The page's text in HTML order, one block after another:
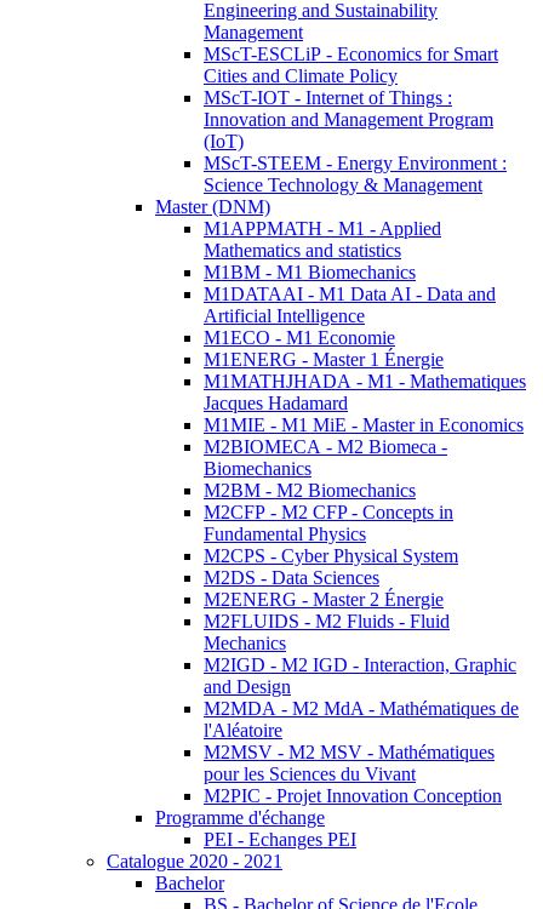
Engineering and Sustainability
Management
MScT-ESCLiP - Economics for Smart
Cities and Climate Policy
MScT-IOT - Internet of Things :
Innovation and Management Program
(IoT)
MScT-STEEM - Energy Environment :
Science Technology & Management
Master (DNM)
M1APPMATH - M1 - Applied
Mathematics and statistics
M1BM - M1 Biomechanics
M1DATAAI - M1 Data AI - Data and
Artificial Intelligence
M1ECO - M1 Economie
M1ENERG - Master 1 Énergie
M1MATHJHADA - M1 - Mathematiques
Jacques Hadamard
M1MIE - M1 MiE - Master in Economics
M2BIOMECA - M2 Biomeca -
Biomechanics
M2BM - M2 Biomechanics
M2CFP - M2 CFP - Concepts in
Fundamental Physics
M2CPS - Cyber Physical System
M2DS - Data Sciences
M2ENERG - Master 2 Énergie
M2FLUIDS - M2 Fluids - Fluid
Mechanics
M2IGD - M2 IGD - Interaction, Graphic
and Design
M2MDA - M2 MdA - Mathématiques de
l'Aléatoire
M2MSV - M2 MSV - Mathématiques
pour les Sciences du Vivant
M2PIC - Projet Innovation Conception
Programme d'échange
PEI - Echanges PEI
Catalogue 2020 - 2021
Bachelor
BS - Bachelor of Science de l'Ecole